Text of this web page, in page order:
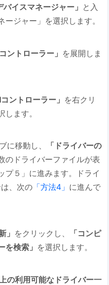
バイスマネージャー」 と入
ジャー」を選択します。
ントローラー」 を展開しま
ントローラー」 を右クリ
します。
に移動し、
「ドライバーの
のドライバーファイルが表
プ５」に進みます。ドライ
、次の 「方法4」 に進んで
」 をクリックし、
「コンピ
検索」 を選択します。
の利用可能なドライバー一